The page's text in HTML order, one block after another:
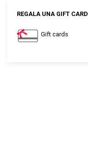
REGALA UNA GIFT CARD
Gift cards